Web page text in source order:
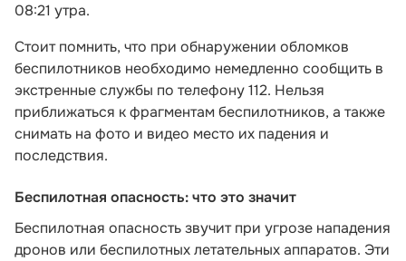
08:21 утра.
Стоит помнить, что при обнаружении обломков
беспилотников необходимо немедленно сообщить в
экстренные службы по телефону 112. Нельзя
приближаться к фрагментам беспилотников, а также
снимать на фото и видео место их падения и
последствия.
Беспилотная опасность: что это значит
Беспилотная опасность звучит при угрозе нападения
дронов или беспилотных летательных аппаратов. Эти